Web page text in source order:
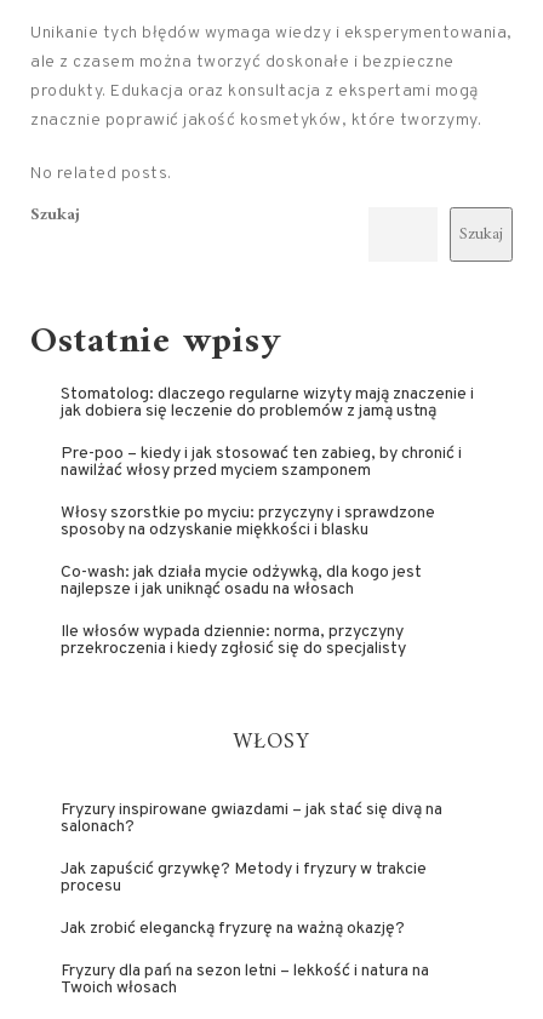
Unikanie tych błędów wymaga wiedzy i eksperymentowania,
ale z czasem można tworzyć doskonałe i bezpieczne
produkty. Edukacja oraz konsultacja z ekspertami mogą
znacznie poprawić jakość kosmetyków, które tworzymy.
No related posts.
Szukaj
Szukaj
Ostatnie wpisy
Stomatolog: dlaczego regularne wizyty mają znaczenie i
jak dobiera się leczenie do problemów z jamą ustną
Pre-poo – kiedy i jak stosować ten zabieg, by chronić i
nawilżać włosy przed myciem szamponem
Włosy szorstkie po myciu: przyczyny i sprawdzone
sposoby na odzyskanie miękkości i blasku
Co-wash: jak działa mycie odżywką, dla kogo jest
najlepsze i jak uniknąć osadu na włosach
Ile włosów wypada dziennie: norma, przyczyny
przekroczenia i kiedy zgłosić się do specjalisty
WŁOSY
Fryzury inspirowane gwiazdami – jak stać się divą na
salonach?
Jak zapuścić grzywkę? Metody i fryzury w trakcie
procesu
Jak zrobić elegancką fryzurę na ważną okazję?
Fryzury dla pań na sezon letni – lekkość i natura na
Twoich włosach